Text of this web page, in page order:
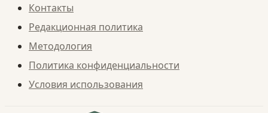
Контакты
Редакционная политика
Методология
Политика конфиденциальности
Условия использования